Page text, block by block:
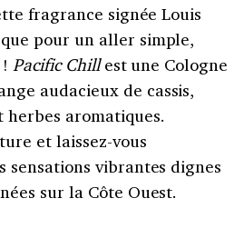
fragrance signée Louis
pour un aller simple,
!Pacific Chillest une Cologne
audacieux de cassis,
aromatiques.
et laissez-vous
sensations vibrantes dignes
sur la Côte Ouest.